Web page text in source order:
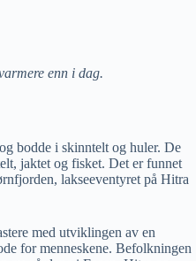
enn i dag.
bodde i skinntelt og huler. De
jaktet og fisket. Det er funnet
lakseeventyret på Hitra
med utviklingen av en
for menneskene. Befolkningen